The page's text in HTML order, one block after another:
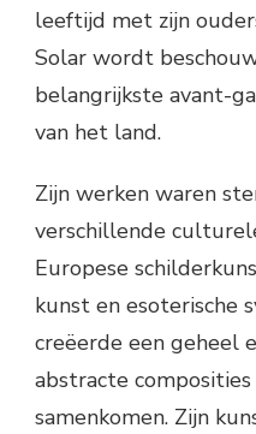
leeftijd met zijn
Solar wordt
belangrijkste avant-
van het land.
Zijn werken waren
verschillende
Europese
kunst en esoterische
creëerde een geheel
abstracte
samenkomen. Zijn